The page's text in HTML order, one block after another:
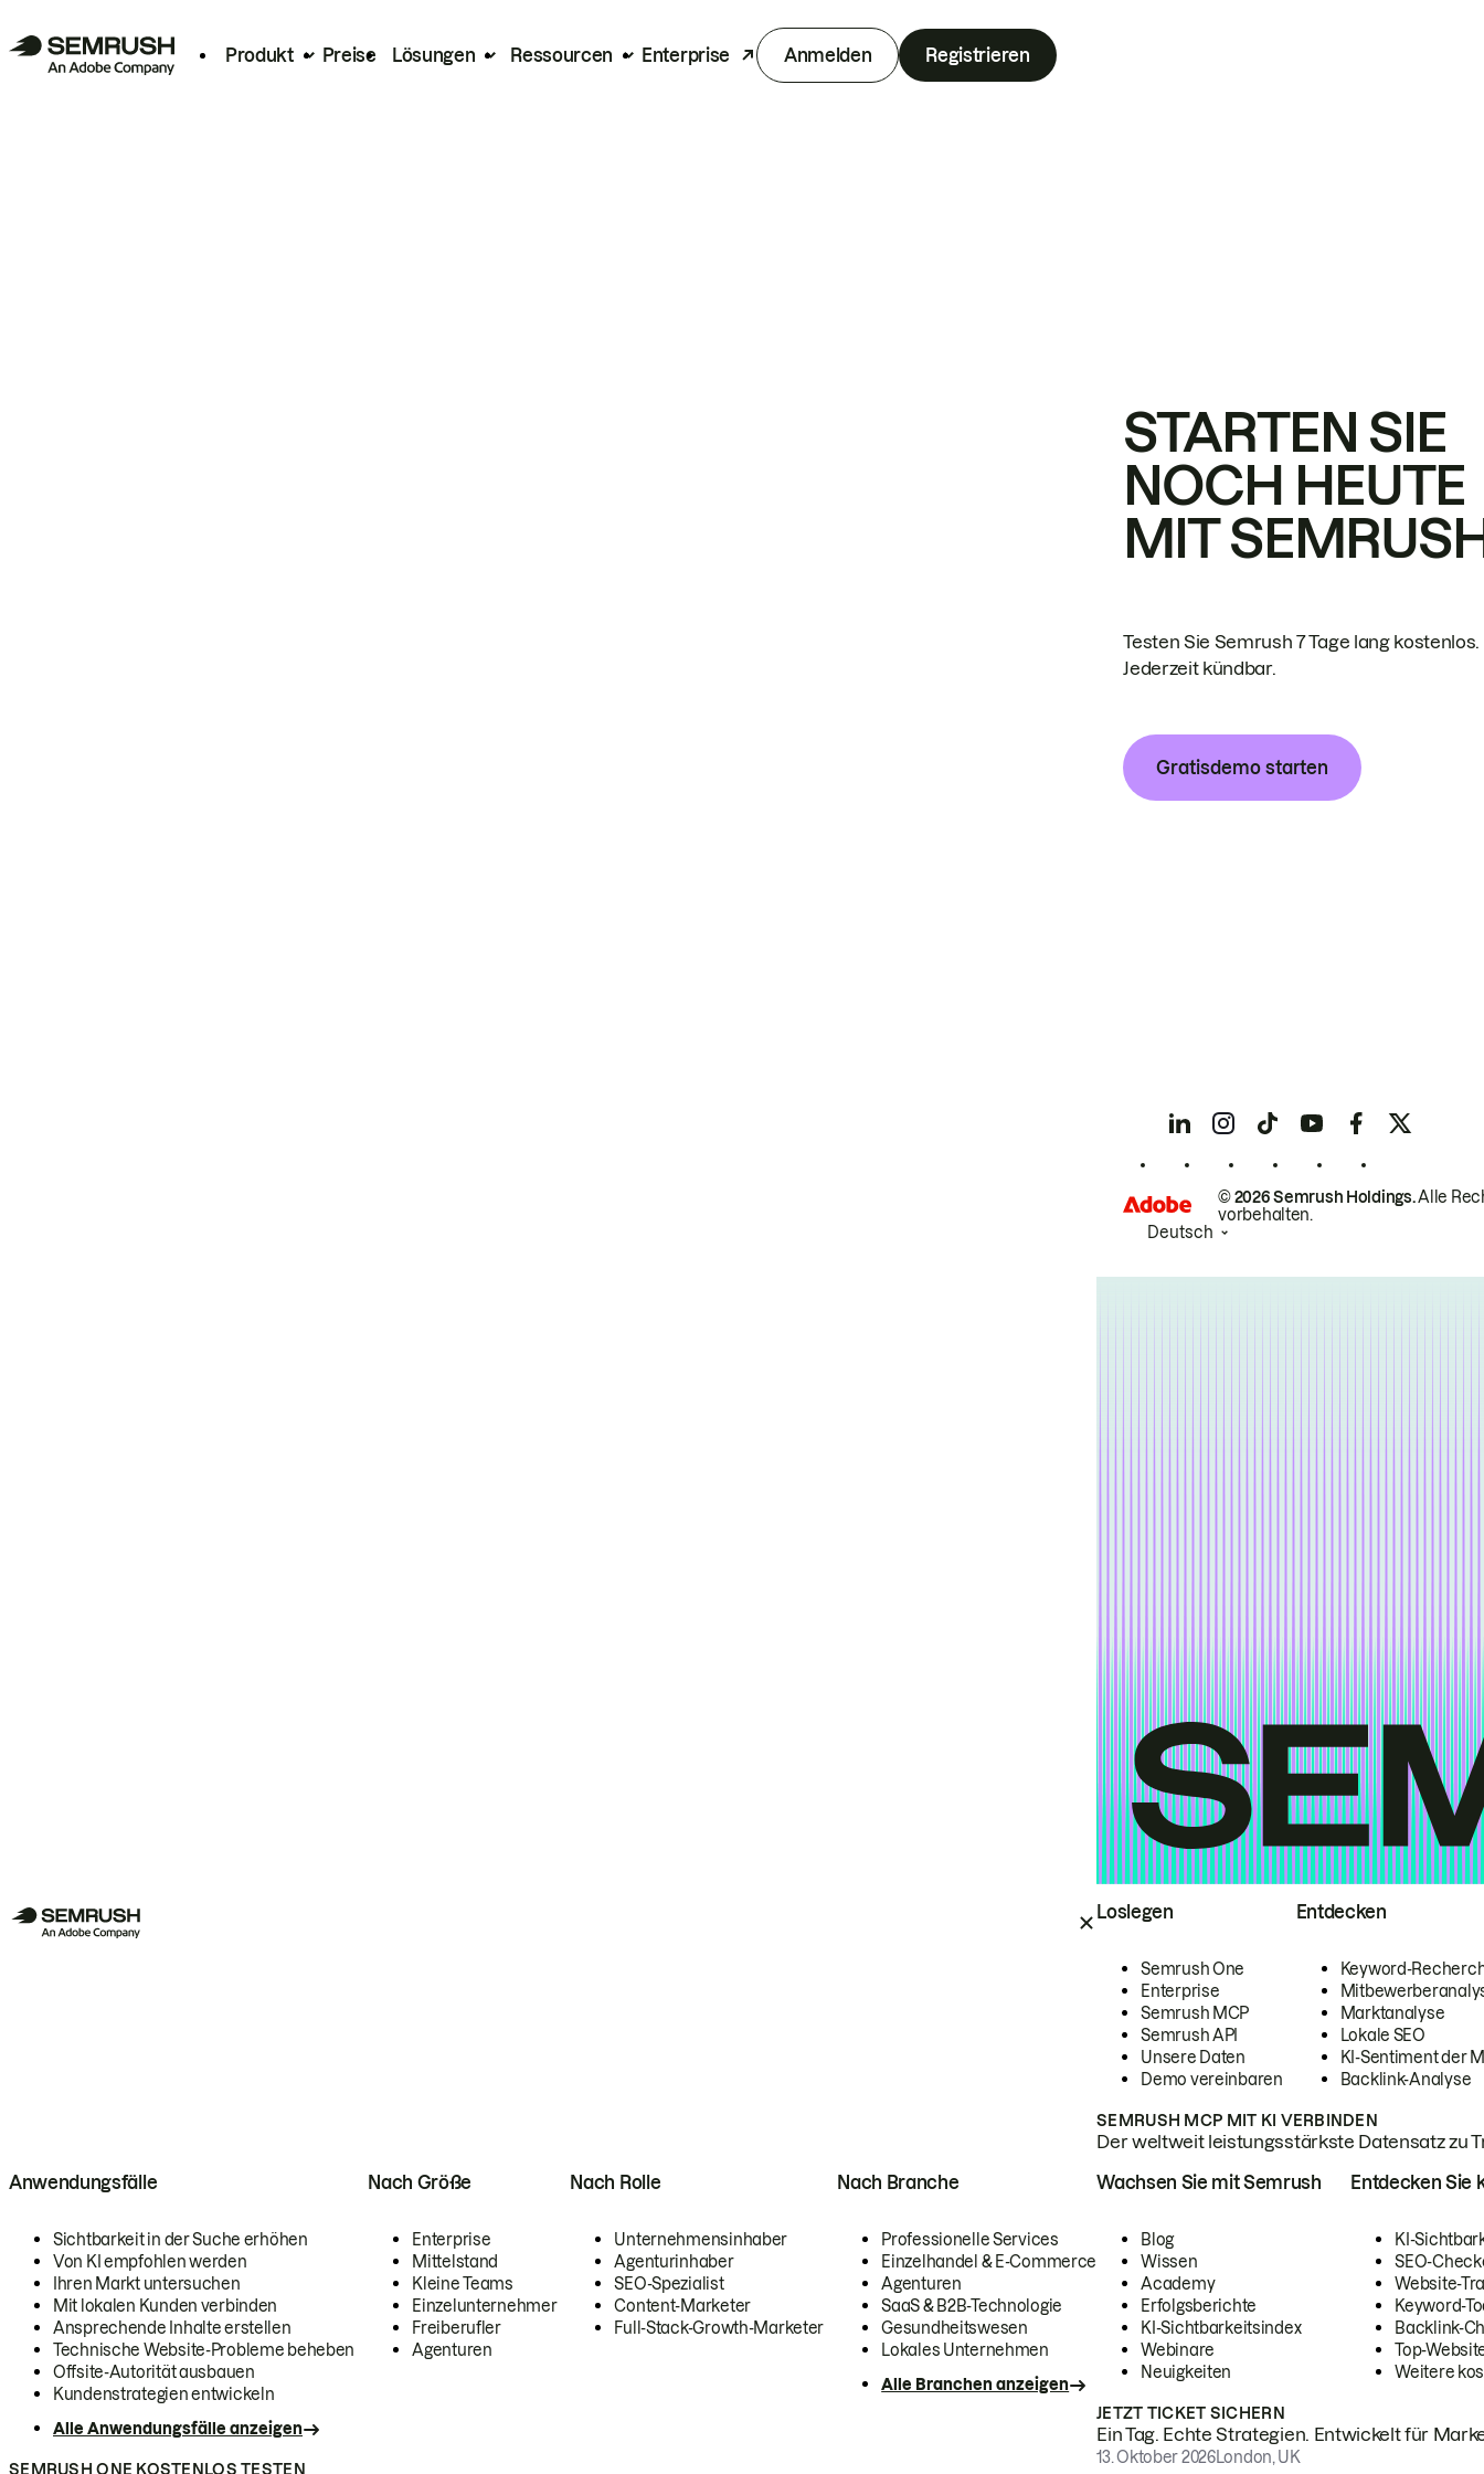
Produkt Preise Lösungen Ressourcen Enterprise Anmelden Registrieren
Loslegen
Semrush One
Enterprise
Semrush MCP
Semrush API
Unsere Daten
Demo vereinbaren
Entdecken
Keyword-
Marktanalyse
Lokale SEO
KI-Sentiment der
Backlink-Analyse
SEMRUSH MCP MIT KI VERBINDEN
Der weltweit leistungsstärkste Datensatz zu
Anwendungsfälle
Sichtbarkeit in der Suche erhöhen
Von KI empfohlen werden
Ihren Markt untersuchen
Mit lokalen Kunden verbinden
Ansprechende Inhalte erstellen
Technische Website-Probleme beheben
Offsite-Autorität ausbauen
Kundenstrategien entwickeln
Alle Anwendungsfälle anzeigen
Nach Größe
Enterprise
Mittelstand
Kleine Teams
Einzelunternehmer
Freiberufler
Agenturen
Nach Rolle
Unternehmensinhaber
Agenturinhaber
SEO-Spezialist
Content-Marketer
Full-Stack-Growth-Marketer
Nach Branche
Professionelle Services
Einzelhandel & E-Commerce
Agenturen
SaaS & B2B-Technologie
Gesundheitswesen
Lokales Unternehmen
Alle Branchen anzeigen
SEMRUSH ONE KOSTENLOS TESTEN
Wachsen Sie mit Semrush
Blog
Wissen
Academy
Erfolgsberichte
KI-Sichtbarkeitsindex
Webinare
Neuigkeiten
Entdecken Sie
KI-
SEO-
Website-
Keyword-
Backlink-
Top-
Weitere
JETZT TICKET SICHERN
Ein Tag. Echte Strategien. Entwickelt für
13. Oktober 2026London, UK
STARTEN SIE
NOCH HEUTE
MIT
Testen Sie Semrush 7 Tage lang kostenlos.
Jederzeit kündbar.
Gratisdemo starten
© 2026 Semrush Holdings.Alle
vorbehalten.
Deutsch